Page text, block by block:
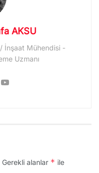
AKSU
İnşaat Mühendisi -
Uzmanı
Gerekli alanlar * ile